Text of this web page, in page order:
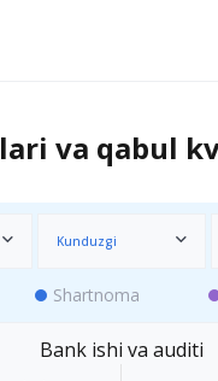
va qabul
Kunduzgi
Shartnoma
Bank ishi va auditi